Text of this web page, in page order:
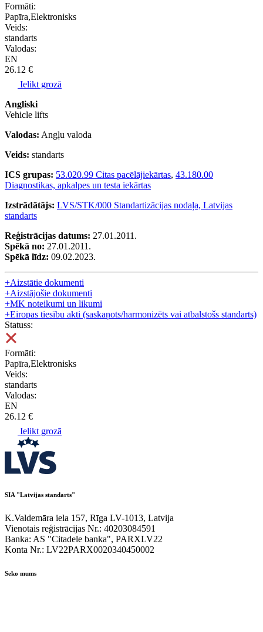
Formāti:
Papīra,Elektronisks
Veids:
standarts
Valodas:
EN
26.12 €
Ielikt grozā
Angliski
Vehicle lifts
Valodas: Angļu valoda
Veids: standarts
ICS grupas: 53.020.99 Citas pacēlājiekārtas, 43.180.00
Diagnostikas, apkalpes un testa iekārtas
Izstrādātājs: LVS/STK/000 Standartizācijas nodaļa, Latvijas
standarts
Reģistrācijas datums: 27.01.2011.
Spēkā no: 27.01.2011.
Spēkā līdz: 09.02.2023.
+Aizstātie dokumenti
+Aizstājošie dokumenti
+MK noteikumi un likumi
+Eiropas tiesību akti (saskaņots/harmonizēts vai atbalstošs standarts)
Statuss:
Formāti:
Papīra,Elektronisks
Veids:
standarts
Valodas:
EN
26.12 €
Ielikt grozā
SIA "Latvijas standarts"
K.Valdemāra iela 157, Rīga LV-1013, Latvija
Vienotais reģistrācijas Nr.: 40203084591
Banka: AS "Citadele banka", PARXLV22
Konta Nr.: LV22PARX0020340450002
Seko mums